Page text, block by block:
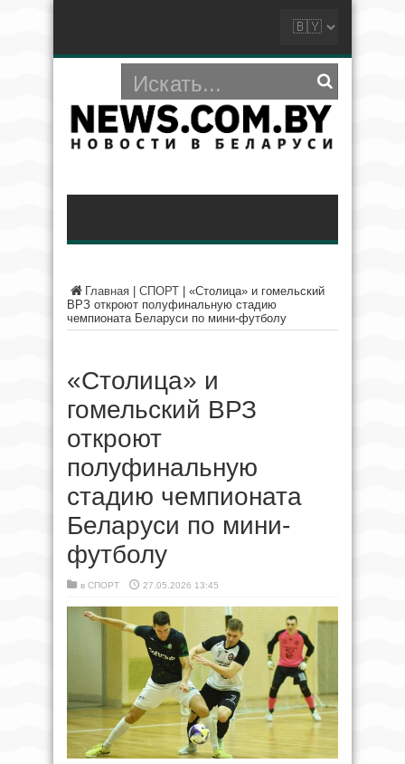
Главная СПОРТ
«Столица» и гомельский
ВРЗ откроют полуфинальную стадию
чемпионата Беларуси по мини-футболу
«Столица» и
гомельский ВРЗ
откроют
полуфинальную
стадию чемпионата
Беларуси по мини-
футболу
в СПОРТ 27.05.2026 13:45